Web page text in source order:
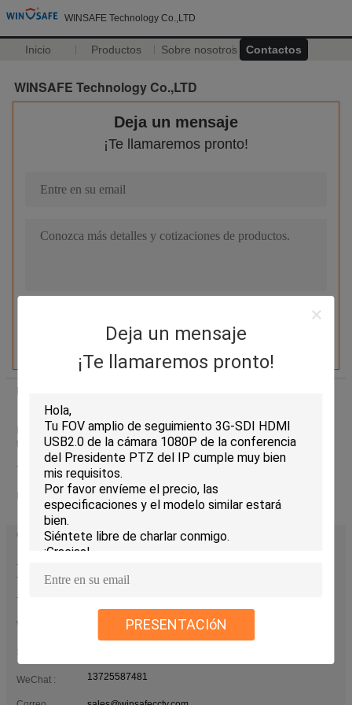
WINSAFE Technology Co.,LTD
Inicio Productos Sobre nosotros Contactos
Deja un mensaje
¡Te llamaremos pronto!
PRESENTACIóN
WINSAFE Technology Co.,LTD
Deja un mensaje
¡Te llamaremos pronto!
Holario de
trabajo:
9:00-18:00 ( hora de Beijing)
Teléfono: 0086-755-26007301
0086-755-23324921
Contactos : Mrs. Nancy (WINSAFE Technology Co.,LTD)
de sesión: horas 06 minutos hace
Título del
Trabajo :
Teléfono :
WHATSAPP : 86-13725587481
Skype :
WeChat : 13725587481